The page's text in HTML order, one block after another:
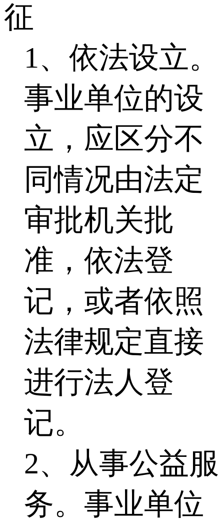
征
1、依法设立。
事业单位的设
立，应区分不
同情况由法定
审批机关批
准，依法登
记，或者依照
法律规定直接
进行法人登
记。
2、从事公益服
务。事业单位